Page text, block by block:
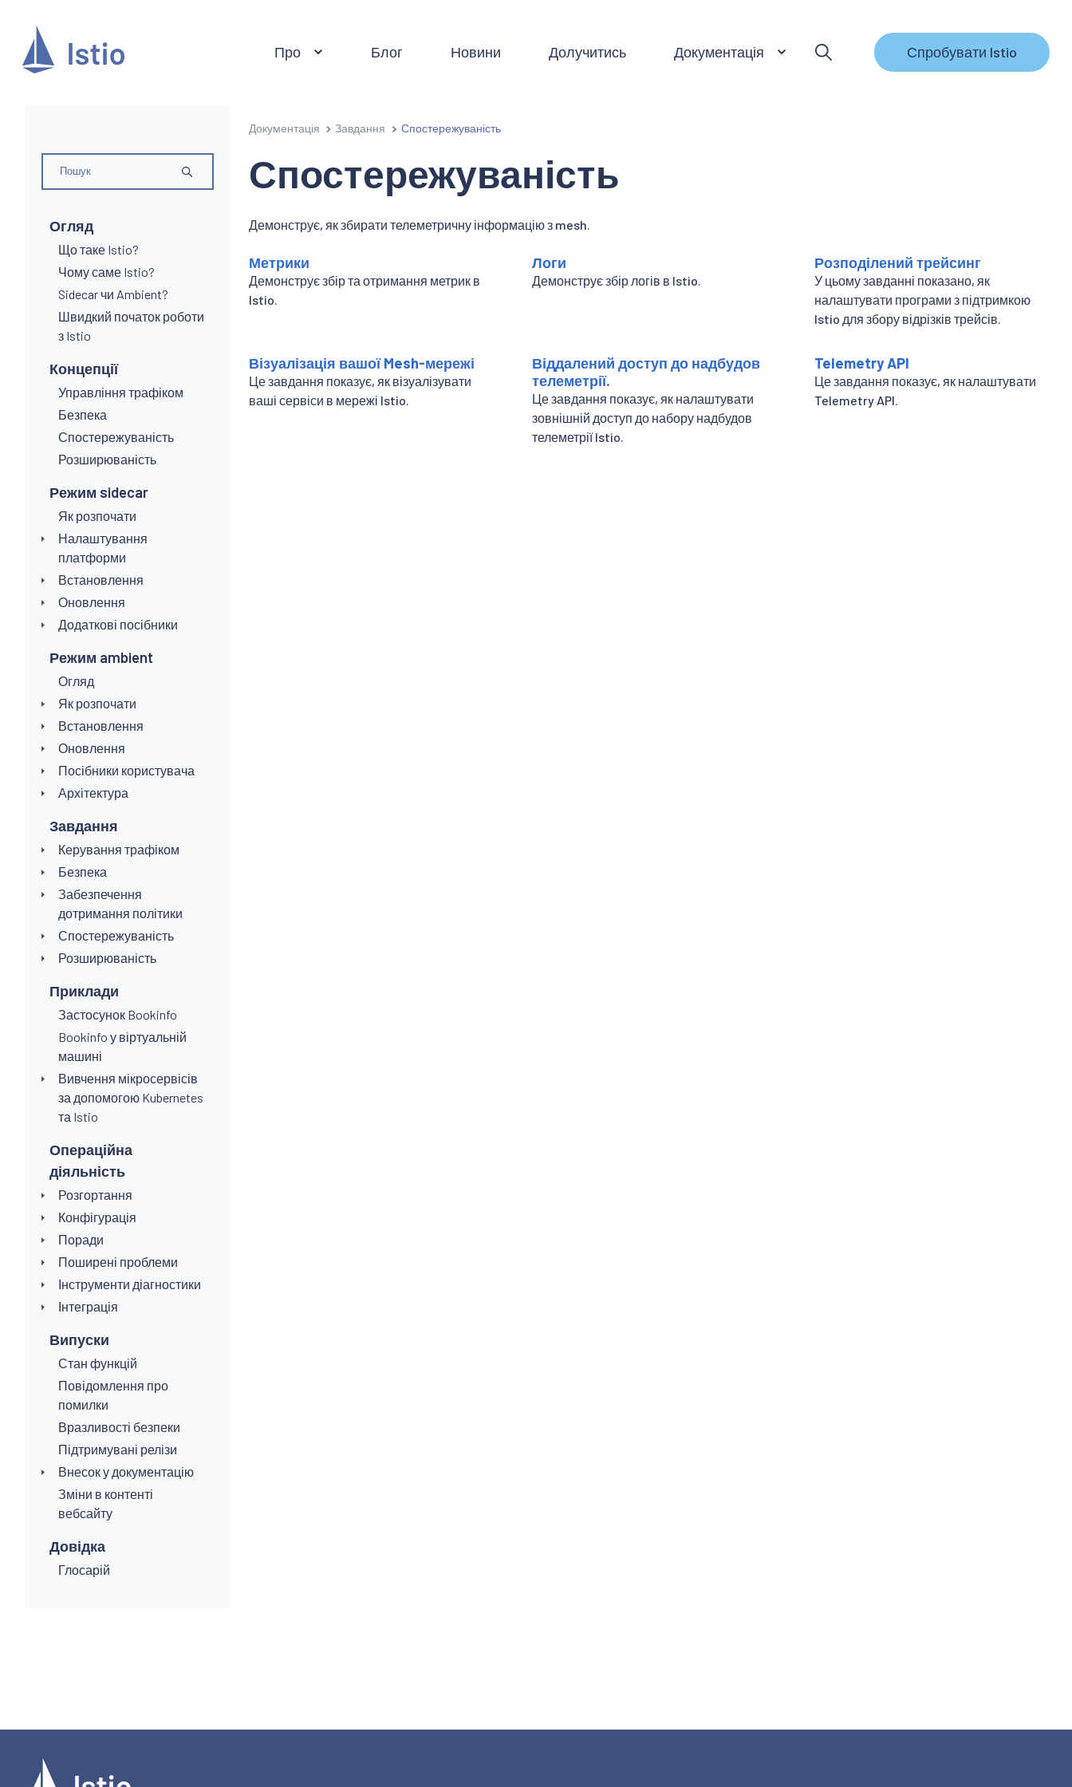
Про Блог Новини Долучитись Документація Спробувати Istio
Огляд
Що таке Istio?
Чому саме Istio?
Sidecar чи Ambient?
Швидкий початок роботи
з Istio
Концепції
Управління трафіком
Безпека
Спостережуваність
Розширюваність
Режим sidecar
Як розпочати
Налаштування
платформи
Встановлення
Оновлення
Додаткові посібники
Режим ambient
Огляд
Як розпочати
Встановлення
Оновлення
Посібники користувача
Архітектура
Завдання
Керування трафіком
Безпека
Забезпечення
дотримання політики
Спостережуваність
Розширюваність
Приклади
Застосунок Bookinfo
Bookinfo у віртуальній
машині
Вивчення мікросервісів
за допомогою Kubernetes
та Istio
Операційна
діяльність
Розгортання
Конфігурація
Поради
Поширені проблеми
Інструменти діагностики
Інтеграція
Випуски
Стан функцій
Повідомлення про
помилки
Вразливості безпеки
Підтримувані релізи
Внесок у документацію
Зміни в контенті
вебсайту
Довідка
Глосарій
Документація Завдання Спостережуваність
Спостережуваність
Демонструє, як збирати телеметричну інформацію з mesh.
Метрики
Демонструє збір та отримання метрик в
Istio.
Логи
Демонструє збір логів в Istio.
Розподілений трейсинг
У цьому завданні показано, як
налаштувати програми з підтримкою
Istio для збору відрізків трейсів.
Візуалізація вашої Mesh-мережі
Це завдання показує, як візуалізувати
ваші сервіси в мережі Istio.
Віддалений доступ до надбудов
телеметрії.
Це завдання показує, як налаштувати
зовнішній доступ до набору надбудов
телеметрії Istio.
Telemetry API
Це завдання показує, як налаштувати
Telemetry API.